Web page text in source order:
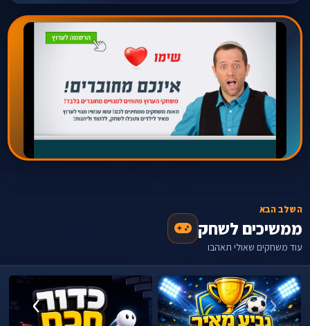
השלב הבא
ממשיכים לשחק
עוד משחקים שאולי תאהבו
‹
›